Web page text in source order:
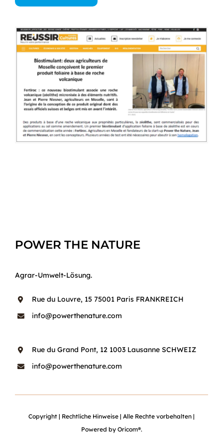
POWER THE NATURE
Agrar-Umwelt-Lösung.
Rue du Louvre, 15 75001 Paris FRANKREICH
info@powerthenature.com
Rue du Grand Pont, 12 1003 Lausanne SCHWEIZ
info@powerthenature.com
Copyright | Rechtliche Hinweise | Alle Rechte vorbehalten |
Powered by Oricom®.